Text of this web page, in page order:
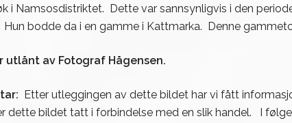
i Namsosdistriktet. Dette var sannsynligvis i den
Hun bodde da i en gamme i Kattmarka. Denne
utlånt av Fotograf Hågensen.
Etter utleggingen av dette bildet har vi fått
dette bildet tatt i forbindelse med en slik handel. I